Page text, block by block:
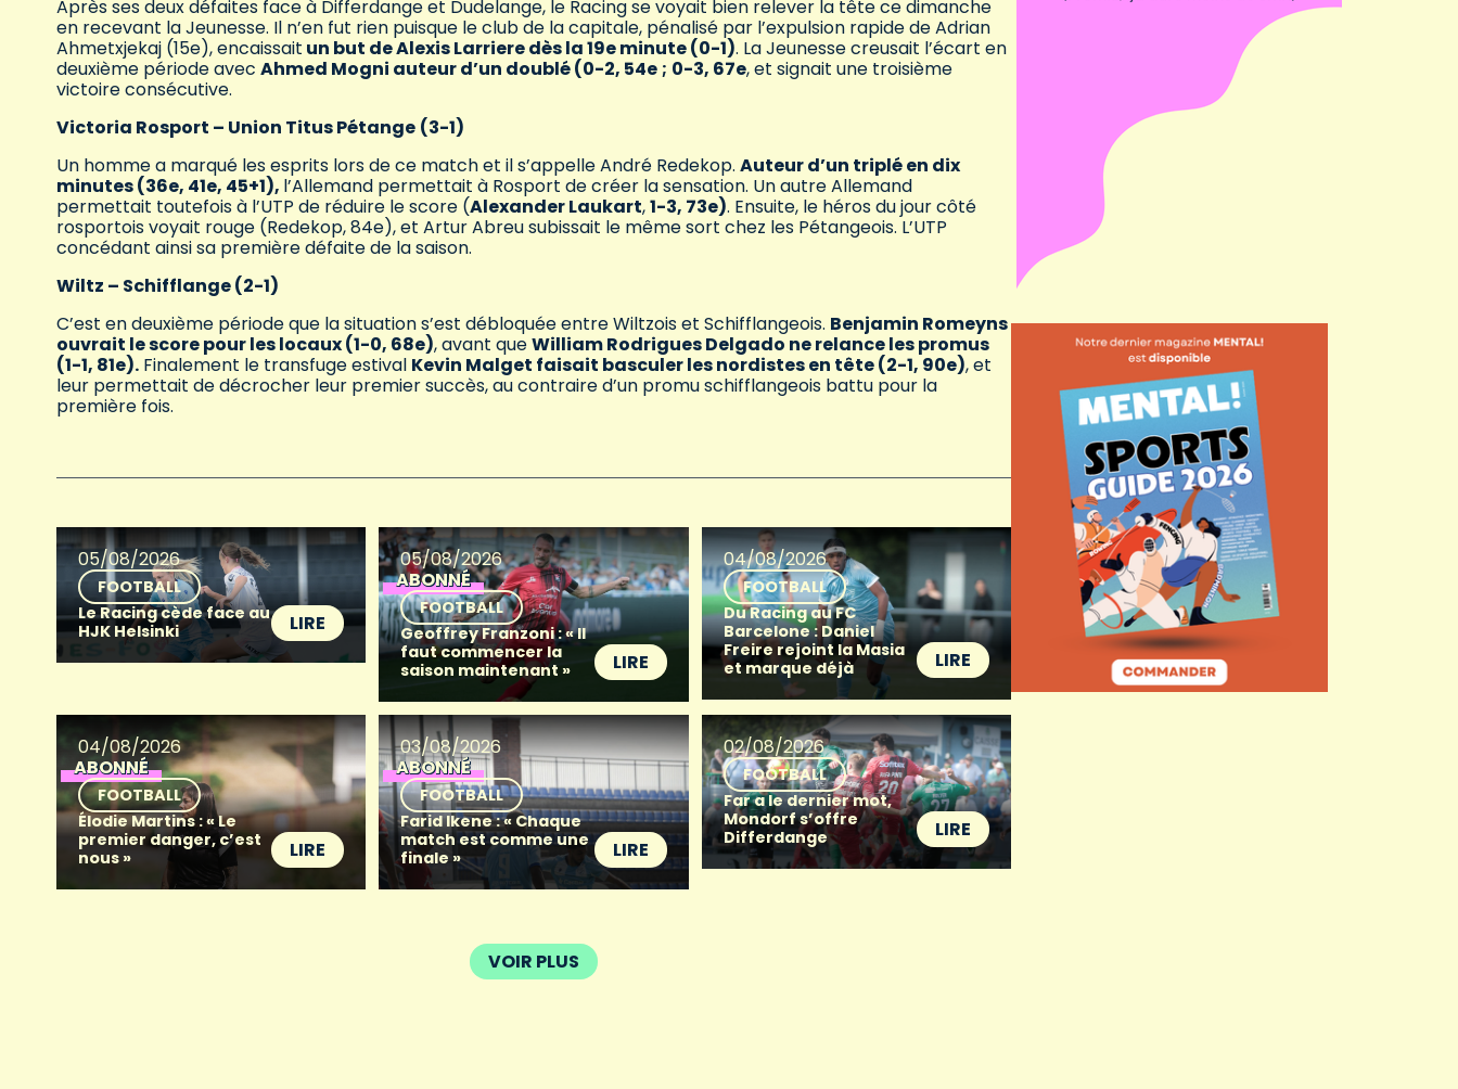
Après ses deux défaites face à Differdange et Dudelange, le Racing se voyait bien relever la tête ce dimanche
en recevant la Jeunesse. Il n’en fut rien puisque le club de la capitale, pénalisé par l’expulsion rapide de Adrian
Ahmetxjekaj (15e), encaissait un but de Alexis Larriere dès la 19e minute (0-1). La Jeunesse creusait l’écart en
deuxième période avec Ahmed Mogni auteur d’un doublé (0-2, 54e ; 0-3, 67e, et signait une troisième
victoire consécutive.
Victoria Rosport – Union Titus Pétange (3-1)
Un homme a marqué les esprits lors de ce match et il s’appelle André Redekop. Auteur d’un triplé en dix
minutes (36e, 41e, 45+1), l’Allemand permettait à Rosport de créer la sensation. Un autre Allemand
permettait toutefois à l’UTP de réduire le score (Alexander Laukart,1-3, 73e). Ensuite, le héros du jour côté
rosportois voyait rouge (Redekop, 84e), et Artur Abreu subissait le même sort chez les Pétangeois. L’UTP
concédant ainsi sa première défaite de la saison.
Wiltz – Schifflange (2-1)
C’est en deuxième période que la situation s’est débloquée entre Wiltzois et Schifflangeois. Benjamin Romeyns
ouvrait le score pour les locaux (1-0, 68e), avant queWilliam Rodrigues Delgado ne relance les promus
(1-1, 81e). Finalement le transfuge estival Kevin Malget faisait basculer les nordistes en tête (2-1, 90e), et
leur permettait de décrocher leur premier succès, au contraire d’un promu schifflangeois battu pour la
première fois.
05/08/2026
FOOTBALL
Le Racing cède face au
HJK Helsinki
LIRE
05/08/2026
ABONNÉ
FOOTBALL
Geoffrey Franzoni : « Il
faut commencer la
saison maintenant »
LIRE
04/08/2026
FOOTBALL
Du Racing au FC
Barcelone : Daniel
Freire rejoint la Masia
et marque déjà
LIRE
04/08/2026
ABONNÉ
FOOTBALL
Élodie Martins : « Le
premier danger, c’est
nous »
LIRE
03/08/2026
ABONNÉ
FOOTBALL
Farid Ikene : « Chaque
match est comme une
finale »
LIRE
02/08/2026
FOOTBALL
Far a le dernier mot,
Mondorf s’offre
Differdange
LIRE
VOIR PLUS